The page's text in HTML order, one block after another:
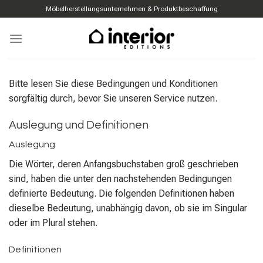
springen
Möbelherstellungsunternehmen & Produktbeschaffung
Bitte lesen Sie diese Bedingungen und Konditionen
sorgfältig durch, bevor Sie unseren Service nutzen.
Auslegung und Definitionen
Auslegung
Die Wörter, deren Anfangsbuchstaben groß geschrieben
sind, haben die unter den nachstehenden Bedingungen
definierte Bedeutung. Die folgenden Definitionen haben
dieselbe Bedeutung, unabhängig davon, ob sie im Singular
oder im Plural stehen.
Definitionen